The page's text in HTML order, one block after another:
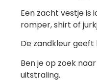
Een zacht vestje
romper, shirt of
De zandkleur
Ben je op zoek
uitstraling.